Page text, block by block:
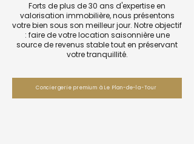
Forts de plus de 30 ans d'expertise en
valorisation immobilière, nous présentons
votre bien sous son meilleur jour. Notre objectif
: faire de votre location saisonnière une
source de revenus stable tout en préservant
votre tranquillité.
Conciergerie premium à Le Plan-de-la-Tour